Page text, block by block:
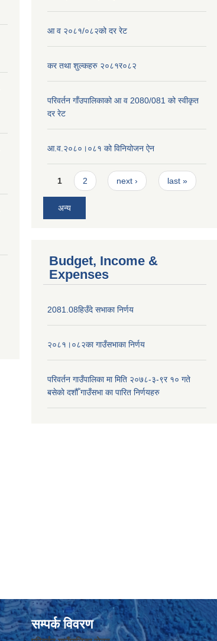
आ व २०८१/०८२को दर रेट
कर तथा शुल्कहरु २०८१र०८२
परिवर्तन गाँउपालिकाको आ व 2080/081 को स्वीकृत
दर रेट
आ.व.२०८०।०८१ को विनियोजन ऐन
Pages
1 2 next › last »
अन्य
Budget, Income &
Expenses
2081.08हिउँदे सभाका निर्णय
२०८१।०८२का गाउँसभाका निर्णय
परिवर्तन गाउँपालिका मा मिति २०७८-३-९र १० गते
बसेकाे दशौँ गाउँसभा का पारित निर्णयहरु
सम्पर्क विवरण